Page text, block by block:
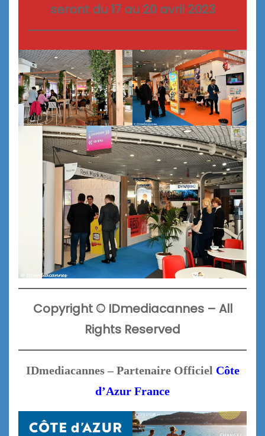
seront du 17 au 20 avril 2023
Copyright © IDmediacannes – All
Rights Reserved
IDmediacannes – Partenaire Officiel Côte
d’Azur France